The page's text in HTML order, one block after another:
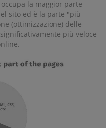
la maggior parte
sito ed è la parte "più
(ottimizzazione) delle
più veloce